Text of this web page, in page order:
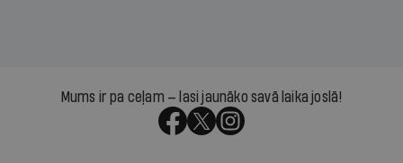
Mums ir pa ceļam — lasi jaunāko savā laika joslā!